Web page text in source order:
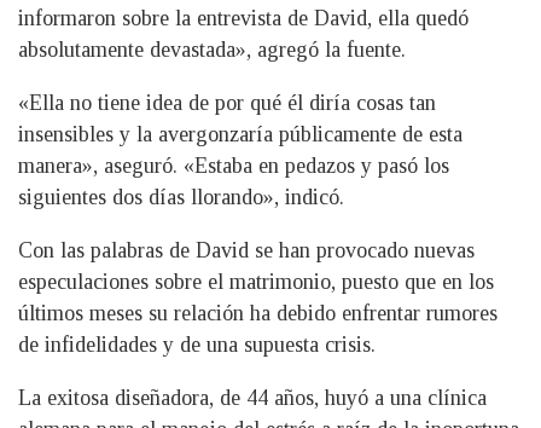
informaron sobre la entrevista de David, ella quedó
absolutamente devastada», agregó la fuente.
«Ella no tiene idea de por qué él diría cosas tan
insensibles y la avergonzaría públicamente de esta
manera», aseguró. «Estaba en pedazos y pasó los
siguientes dos días llorando», indicó.
Con las palabras de David se han provocado nuevas
especulaciones sobre el matrimonio, puesto que en los
últimos meses su relación ha debido enfrentar rumores
de infidelidades y de una supuesta crisis.
La exitosa diseñadora, de 44 años, huyó a una clínica